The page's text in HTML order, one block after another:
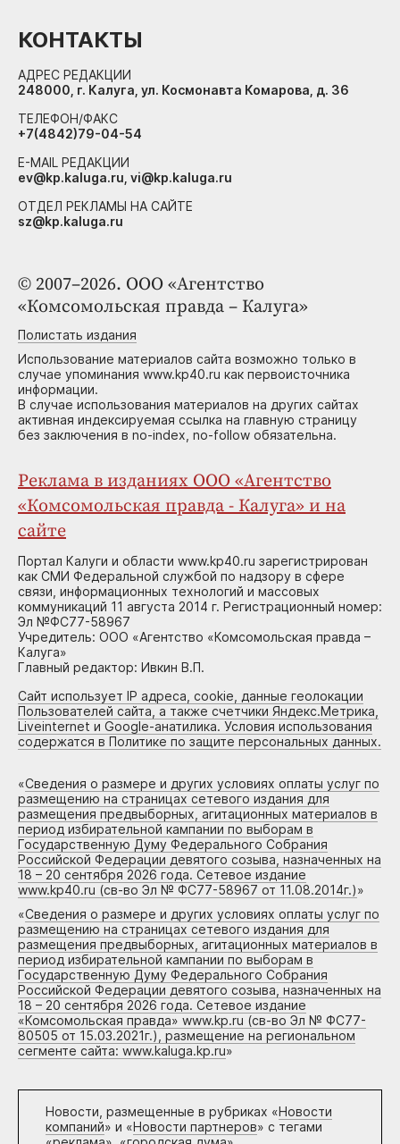
© 2007–2026. ООО «Агентство
«Комсомольская правда – Калуга»
Полистать издания
Использование материалов сайта возможно только в
случае упоминания www.kp40.ru как первоисточника
информации.
В случае использования материалов на других сайтах
активная индексируемая ссылка на главную страницу
без заключения в no-index, no-follow обязательна.
Реклама в изданиях ООО «Агентство
«Комсомольская правда - Калуга» и на
сайте
Портал Калуги и области www.kp40.ru зарегистрирован
как СМИ Федеральной службой по надзору в сфере
связи, информационных технологий и массовых
коммуникаций 11 августа 2014 г. Регистрационный номер:
Эл №ФС77-58967
Учредитель: ООО «Агентство «Комсомольская правда –
Калуга»
Главный редактор: Ивкин В.П.
Сайт использует IP адреса, cookie, данные геолокации
Пользователей сайта, а также счетчики Яндекс.Метрика,
Liveinternet и Google-анатилика. Условия использования
содержатся в Политике по защите персональных данных.
«Сведения о размере и других условиях оплаты услуг по
размещению на страницах сетевого издания для
размещения предвыборных, агитационных материалов в
период избирательной кампании по выборам в
Государственную Думу Федерального Собрания
Российской Федерации девятого созыва, назначенных на
18 – 20 сентября 2026 года. Сетевое издание
www.kp40.ru (св-во Эл № ФС77-58967 от 11.08.2014г.)»
«Сведения о размере и других условиях оплаты услуг по
размещению на страницах сетевого издания для
размещения предвыборных, агитационных материалов в
период избирательной кампании по выборам в
Государственную Думу Федерального Собрания
Российской Федерации девятого созыва, назначенных на
18 – 20 сентября 2026 года. Сетевое издание
«Комсомольская правда» www.kp.ru (св-во Эл № ФС77-
80505 от 15.03.2021г.), размещение на региональном
сегменте сайта: www.kaluga.kp.ru»
Новости, размещенные в рубриках «Новости
компаний» и «Новости партнеров» с тегами
КОНТАКТЫ
АДРЕС РЕДАКЦИИ
248000, г. Калуга, ул. Космонавта Комарова, д. 36
ТЕЛЕФОН/ФАКС
+7(4842)79-04-54
E-MAIL РЕДАКЦИИ
ev@kp.kaluga.ru, vi@kp.kaluga.ru
ОТДЕЛ РЕКЛАМЫ НА САЙТЕ
sz@kp.kaluga.ru